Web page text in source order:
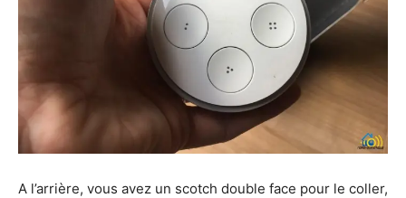
A l’arrière, vous avez un scotch double face pour le coller,